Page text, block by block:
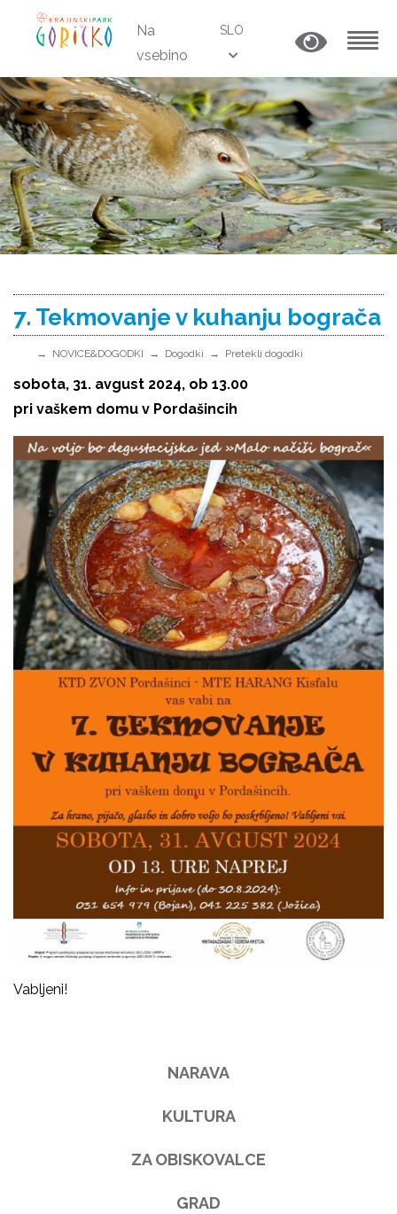
Na
vsebino
SLO
7. Tekmovanje v kuhanju bograča
NOVICE&DOGODKI Dogodki Pretekli dogodki
sobota, 31. avgust 2024, ob 13.00
pri vaškem domu v Pordašincih
Vabljeni!
NARAVA
KULTURA
ZA OBISKOVALCE
GRAD